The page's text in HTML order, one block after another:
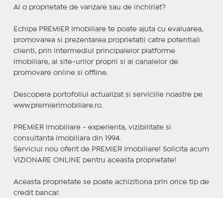
Ai o proprietate de vanzare sau de inchiriat?
Echipa PREMIER Imobiliare te poate ajuta cu evaluarea,
promovarea si prezentarea proprietatii catre potentiali
clienti, prin intermediul principalelor platforme
imobiliare, al site-urilor proprii si al canalelor de
promovare online si offline.
Descopera portofoliul actualizat si serviciile noastre pe
www.premierimobiliare.ro.
PREMIER Imobiliare - experienta, vizibilitate si
consultanta imobiliara din 1994.
Serviciul nou oferit de PREMIER Imobiliare! Solicita acum
VIZIONARE ONLINE pentru aceasta proprietate!
Aceasta proprietate se poate achizitiona prin orice tip de
credit bancar.